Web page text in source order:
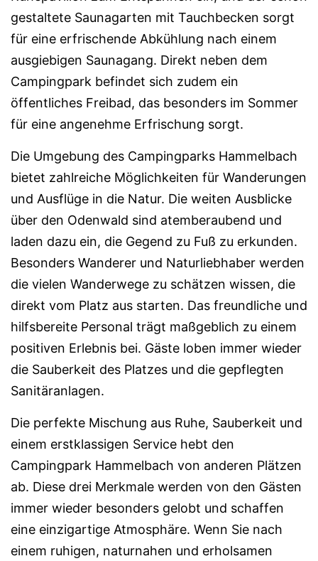
gestaltete Saunagarten mit Tauchbecken sorgt
für eine erfrischende Abkühlung nach einem
ausgiebigen Saunagang. Direkt neben dem
Campingpark befindet sich zudem ein
öffentliches Freibad, das besonders im Sommer
für eine angenehme Erfrischung sorgt.
Die Umgebung des Campingparks Hammelbach
bietet zahlreiche Möglichkeiten für Wanderungen
und Ausflüge in die Natur. Die weiten Ausblicke
über den Odenwald sind atemberaubend und
laden dazu ein, die Gegend zu Fuß zu erkunden.
Besonders Wanderer und Naturliebhaber werden
die vielen Wanderwege zu schätzen wissen, die
direkt vom Platz aus starten. Das freundliche und
hilfsbereite Personal trägt maßgeblich zu einem
positiven Erlebnis bei. Gäste loben immer wieder
die Sauberkeit des Platzes und die gepflegten
Sanitäranlagen.
Die perfekte Mischung aus Ruhe, Sauberkeit und
einem erstklassigen Service hebt den
Campingpark Hammelbach von anderen Plätzen
ab. Diese drei Merkmale werden von den Gästen
immer wieder besonders gelobt und schaffen
eine einzigartige Atmosphäre. Wenn Sie nach
einem ruhigen, naturnahen und erholsamen